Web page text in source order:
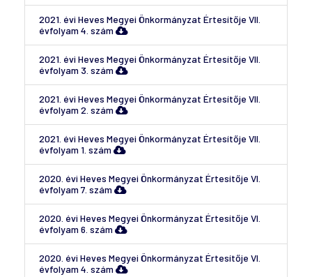
2021. évi Heves Megyei Önkormányzat Értesítője VII.
évfolyam 4. szám
2021. évi Heves Megyei Önkormányzat Értesítője VII.
évfolyam 3. szám
2021. évi Heves Megyei Önkormányzat Értesítője VII.
évfolyam 2. szám
2021. évi Heves Megyei Önkormányzat Értesítője VII.
évfolyam 1. szám
2020. évi Heves Megyei Önkormányzat Értesítője VI.
évfolyam 7. szám
2020. évi Heves Megyei Önkormányzat Értesítője VI.
évfolyam 6. szám
2020. évi Heves Megyei Önkormányzat Értesítője VI.
évfolyam 4. szám